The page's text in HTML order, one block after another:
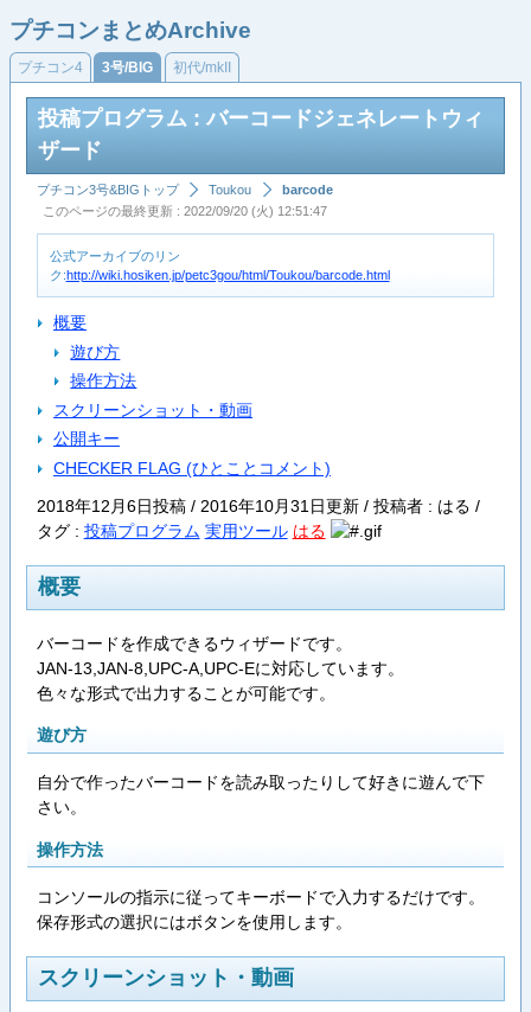
プチコンまとめArchive
プチコン4 3号/BIG 初代/mkII
投稿プログラム : バーコードジェネレートウィ
ザード
プチコン3号&BIGトップ Toukou
barcode
このページの最終更新 : 2022/09/20 (火) 12:51:47
公式アーカイブのリン
ク:http://wiki.hosiken.jp/petc3gou/html/Toukou/barcode.html
概要
遊び方
操作方法
スクリーンショット・動画
公開キー
CHECKER FLAG (ひとことコメント)
2018年12月6日投稿 / 2016年10月31日更新 / 投稿者 : はる /
タグ : 投稿プログラム 実用ツール はる
概要
バーコードを作成できるウィザードです。
JAN-13,JAN-8,UPC-A,UPC-Eに対応しています。
色々な形式で出力することが可能です。
遊び方
自分で作ったバーコードを読み取ったりして好きに遊んで下
さい。
操作方法
コンソールの指示に従ってキーボードで入力するだけです。
保存形式の選択にはボタンを使用します。
スクリーンショット・動画